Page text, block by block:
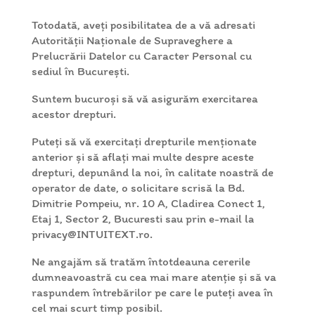
Totodată, aveţi posibilitatea de a vă adresati
Autorității Naționale de Supraveghere a
Prelucrării Datelor cu Caracter Personal cu
sediul în București.
Suntem bucuroși să vă asigurăm exercitarea
acestor drepturi.
Puteți să vă exercitați drepturile menționate
anterior și să aflați mai multe despre aceste
drepturi, depunând la noi, în calitate noastră de
operator de date, o solicitare scrisă la Bd.
Dimitrie Pompeiu, nr. 10 A, Cladirea Conect 1,
Etaj 1, Sector 2, Bucuresti sau prin e-mail la
privacy@INTUITEXT.ro.
Ne angajăm să tratăm întotdeauna cererile
dumneavoastră cu cea mai mare atenție și să va
raspundem întrebărilor pe care le puteți avea în
cel mai scurt timp posibil.